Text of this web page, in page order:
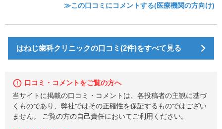
≫この口コミにコメントする(医療機関の方向け)
はねじ歯科クリニックの口コミ(2件)をすべて見る
口コミ・コメントをご覧の方へ
当サイトに掲載の口コミ・コメントは、各投稿者の主観に基づ
くものであり、弊社ではその正確性を保証するものではござい
ません。 ご覧の方の自己責任においてご利用ください。